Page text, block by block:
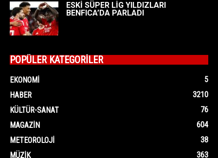
ESKİ SÜPER LİG YILDIZLARI
BENFICA’DA PARLADI
POPÜLER KATEGORİLER
EKONOMI
5
HABER
3210
KÜLTÜR-SANAT
76
MAGAZIN
604
METEOROLOJI
38
MÜZIK
363